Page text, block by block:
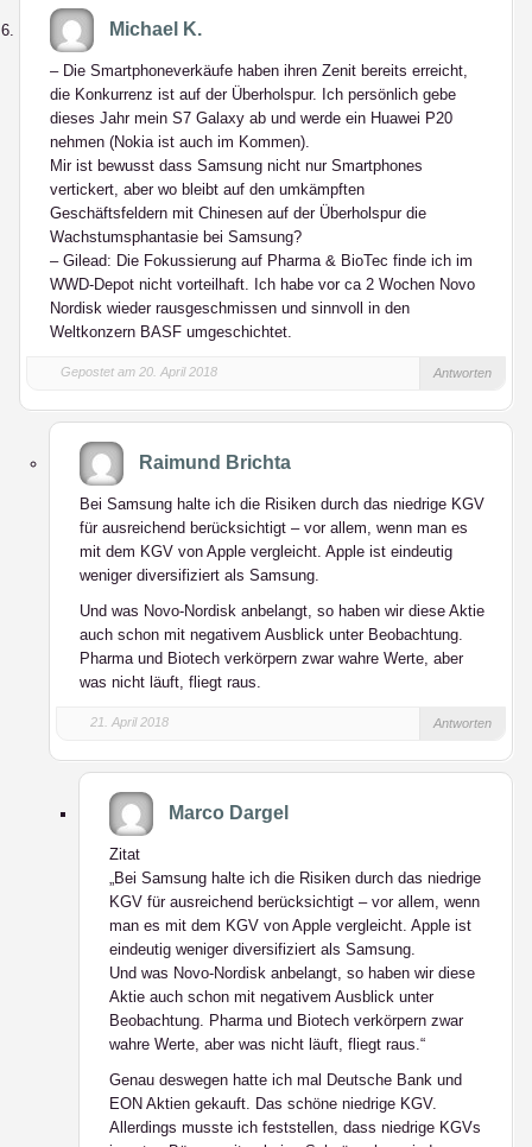
Michael K.
– Die Smartphoneverkäufe haben ihren Zenit bereits erreicht,
die Konkurrenz ist auf der Überholspur. Ich persönlich gebe
dieses Jahr mein S7 Galaxy ab und werde ein Huawei P20
nehmen (Nokia ist auch im Kommen).
Mir ist bewusst dass Samsung nicht nur Smartphones
vertickert, aber wo bleibt auf den umkämpften
Geschäftsfeldern mit Chinesen auf der Überholspur die
Wachstumsphantasie bei Samsung?
– Gilead: Die Fokussierung auf Pharma & BioTec finde ich im
WWD-Depot nicht vorteilhaft. Ich habe vor ca 2 Wochen Novo
Nordisk wieder rausgeschmissen und sinnvoll in den
Weltkonzern BASF umgeschichtet.
Gepostet am 20. April 2018 Antworten
Raimund Brichta
Bei Samsung halte ich die Risiken durch das niedrige KGV
für ausreichend berücksichtigt – vor allem, wenn man es
mit dem KGV von Apple vergleicht. Apple ist eindeutig
weniger diversifiziert als Samsung.
Und was Novo-Nordisk anbelangt, so haben wir diese Aktie
auch schon mit negativem Ausblick unter Beobachtung.
Pharma und Biotech verkörpern zwar wahre Werte, aber
was nicht läuft, fliegt raus.
21. April 2018 Antworten
Marco Dargel
Zitat
„Bei Samsung halte ich die Risiken durch das niedrige
KGV für ausreichend berücksichtigt – vor allem, wenn
man es mit dem KGV von Apple vergleicht. Apple ist
eindeutig weniger diversifiziert als Samsung.
Und was Novo-Nordisk anbelangt, so haben wir diese
Aktie auch schon mit negativem Ausblick unter
Beobachtung. Pharma und Biotech verkörpern zwar
wahre Werte, aber was nicht läuft, fliegt raus.“
Genau deswegen hatte ich mal Deutsche Bank und
EON Aktien gekauft. Das schöne niedrige KGV.
Allerdings musste ich feststellen, dass niedrige KGVs